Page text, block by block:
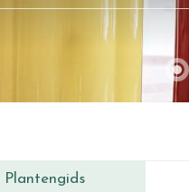
Plantengids